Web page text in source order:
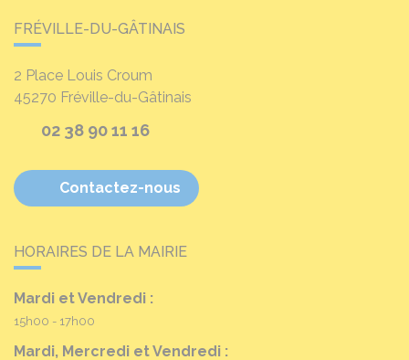
FRÉVILLE-DU-GÂTINAIS
2 Place Louis Croum
45270 Fréville-du-Gâtinais
02 38 90 11 16
Contactez-nous
HORAIRES DE LA MAIRIE
Mardi et Vendredi :
15h00 - 17h00
Mardi, Mercredi et Vendredi :